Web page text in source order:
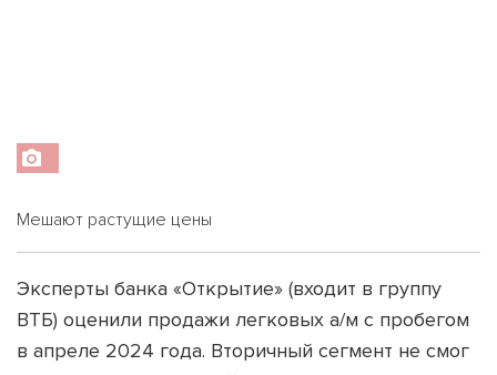
Мешают растущие цены
Эксперты банка «Открытие» (входит в группу
ВТБ) оценили продажи легковых а/м с пробегом
в апреле 2024 года. Вторичный сегмент не смог